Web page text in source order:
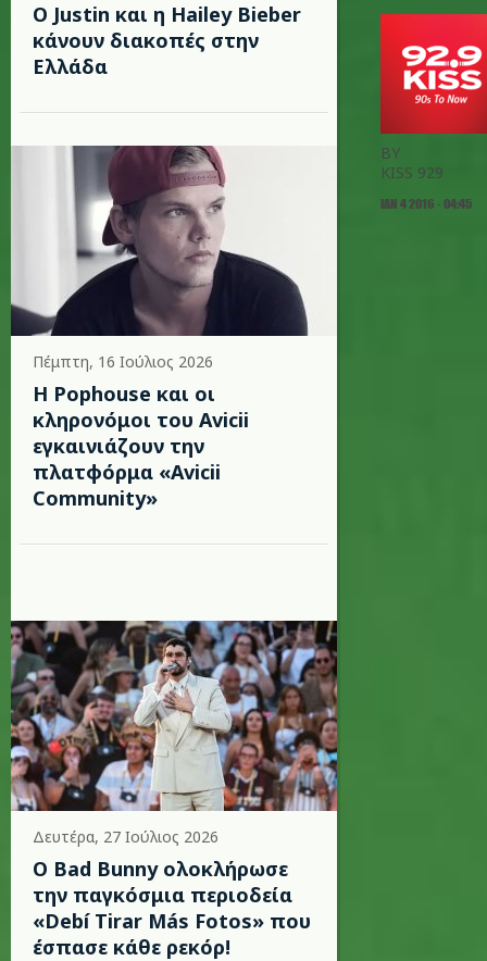
Ο Justin και η Hailey Bieber
κάνουν διακοπές στην
Ελλάδα
Πέμπτη, 16 Ιούλιος 2026
Η Pophouse και οι
κληρονόμοι του Avicii
εγκαινιάζουν την
πλατφόρμα «Avicii
Community»
Δευτέρα, 27 Ιούλιος 2026
Ο Bad Bunny ολοκλήρωσε
την παγκόσμια περιοδεία
«Debí Tirar Más Fotos» που
έσπασε κάθε ρεκόρ!
BY
KISS 929
ΙΑΝ 4 2016 - 04:45